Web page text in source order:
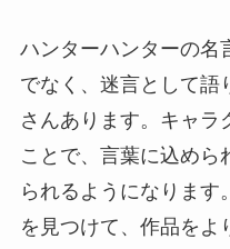
ハンターハンターの名
でなく、迷言として語
さんあります。キャラ
ことで、言葉に込めら
られるようになります
を見つけて、作品をよ